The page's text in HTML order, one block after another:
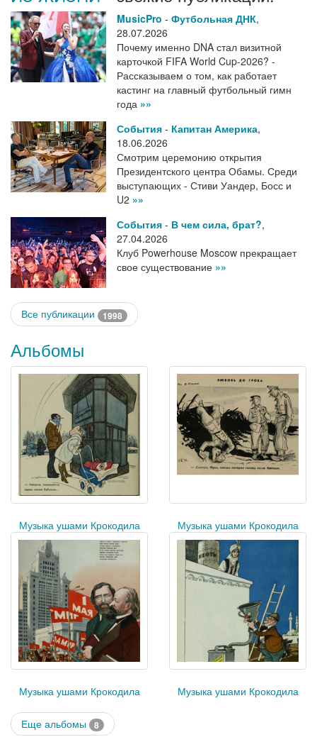
MusicPro - Футбольная ДНК,
28.07.2026
Почему именно DNA стал визитной
карточкой FIFA World Cup-2026? -
Рассказываем о том, как работает
кастинг на главный футбольный гимн
года »»
События - Капитан Америка,
18.06.2026
Смотрим церемонию открытия
Президентского центра Обамы. Среди
выступающих - Стиви Уандер, Босс и
U2 »»
События - В чем сила, брат?,
27.04.2026
Клуб Powerhouse Moscow прекращает
свое существование »»
Все публикации 1998
Альбомы
Музыка ушами Крокодила Музыка ушами Крокодила
Музыка ушами Крокодила Музыка ушами Крокодила
Еще альбомы 8